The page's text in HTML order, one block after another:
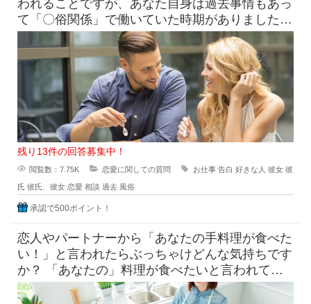
われることですが、あなた自身は過去事情もあっ
て「〇俗関係」で働いていた時期がありました
が、それを経ていまの自分がある
残り13件の回答募集中！
閲覧数：7.75K 恋愛に関しての質問 お仕事 告白 好きな人 彼女 彼
氏 彼氏、彼女 恋愛 相談 過去 風俗
承認で500ポイント！
恋人やパートナーから「あなたの手料理が食べた
い！」と言われたらぶっちゃけどんな気持ちです
か？ 「あなたの」料理が食べたいと言われて素
直に嬉しいという気持ち